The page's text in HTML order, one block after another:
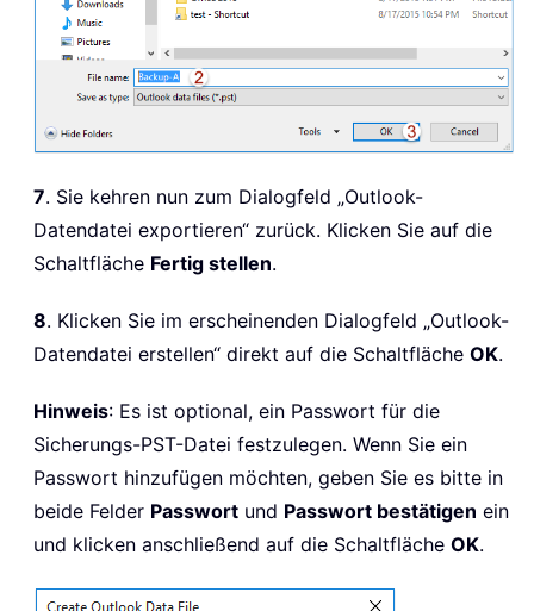
7. Sie kehren nun zum Dialogfeld „Outlook-
Datendatei exportieren“ zurück. Klicken Sie auf die
Schaltfläche Fertig stellen.
8. Klicken Sie im erscheinenden Dialogfeld „Outlook-
Datendatei erstellen“ direkt auf die Schaltfläche OK.
Hinweis: Es ist optional, ein Passwort für die
Sicherungs-PST-Datei festzulegen. Wenn Sie ein
Passwort hinzufügen möchten, geben Sie es bitte in
beide Felder Passwort und Passwort bestätigen ein
und klicken anschließend auf die Schaltfläche OK.